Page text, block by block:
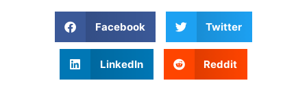
Facebook Twitter
LinkedIn Reddit